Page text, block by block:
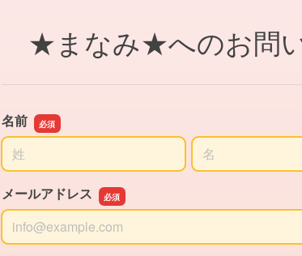
★まなみ★へのお問
名前
名前の姓
名前の名
メールアドレス
メールアドレス